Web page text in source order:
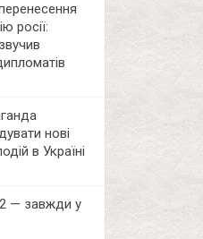
росії:
нові
в Україні
— завжди у